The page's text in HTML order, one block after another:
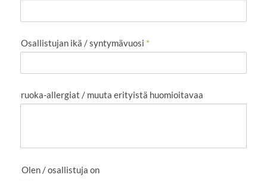
Osallistujan ikä / syntymävuosi *
ruoka-allergiat / muuta erityistä huomioitavaa
Olen / osallistuja on